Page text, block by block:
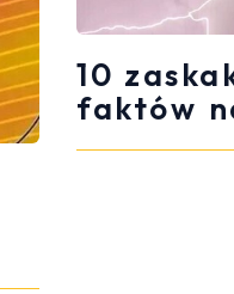
10
faktów